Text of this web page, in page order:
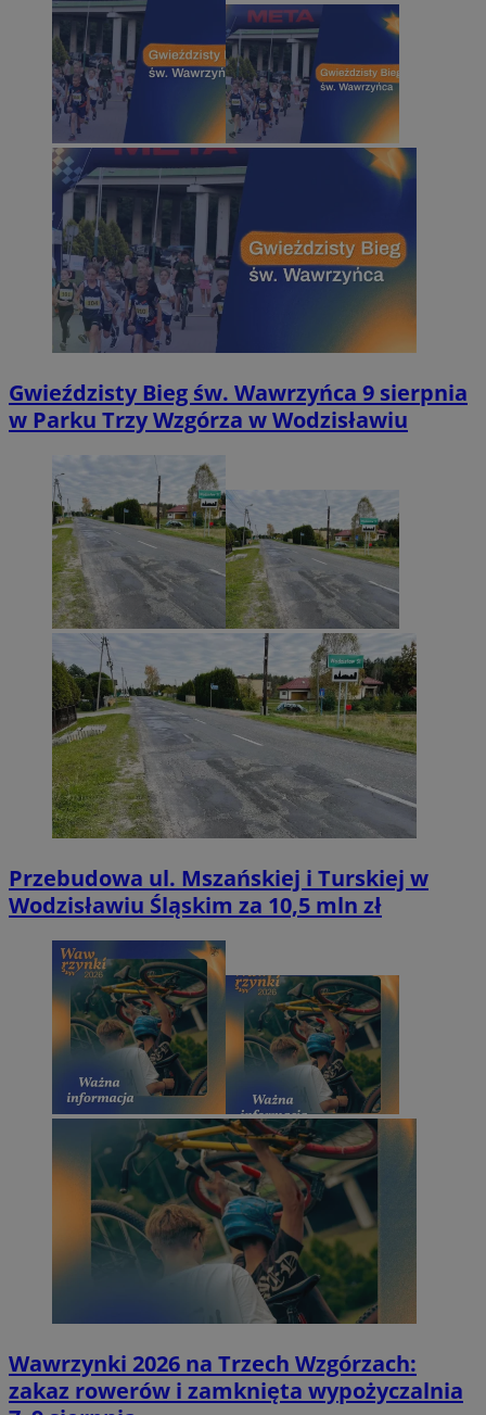
Gwieździsty Bieg św. Wawrzyńca 9 sierpnia
w Parku Trzy Wzgórza w Wodzisławiu
Przebudowa ul. Mszańskiej i Turskiej w
Wodzisławiu Śląskim za 10,5 mln zł
Wawrzynki 2026 na Trzech Wzgórzach:
zakaz rowerów i zamknięta wypożyczalnia